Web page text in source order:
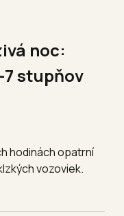
noc:
7 stupňov
hodinách opatrní
vozoviek.